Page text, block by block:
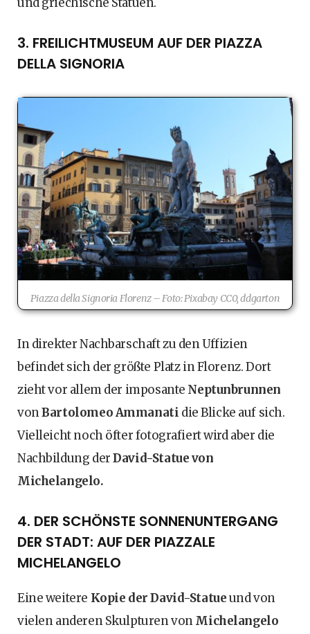
3. FREILICHTMUSEUM AUF DER PIAZZA
DELLA SIGNORIA
Piazza della Signoria Florenz – Foto: Pixabay CC0, ddgarton
In direkter Nachbarschaft zu den Uffizien
befindet sich der größte Platz in Florenz. Dort
zieht vor allem der imposante Neptunbrunnen
vonBartolomeo Ammanati die Blicke auf sich.
Vielleicht noch öfter fotografiert wird aber die
Nachbildung derDavid-Statue von
Michelangelo.
4. DER SCHÖNSTE SONNENUNTERGANG
DER STADT: AUF DER PIAZZALE
MICHELANGELO
Eine weitere Kopie der David-Statueund von
vielen anderen Skulpturen vonMichelangelo